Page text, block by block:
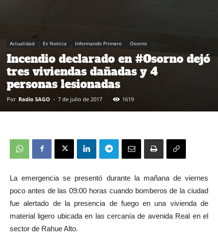
Actualidad Es Noticia Informando Primero Osorno
Incendio declarado en #Osorno dejó
tres viviendas dañadas y 4
personas lesionadas
Por Radio SAGO - 7 de julio de 2017 1619
La emergencia se presentó durante la mañana de viernes
poco antes de las 09:00 horas cuando bomberos de la ciudad
fue alertado de la presencia de fuego en una vivienda de
material ligero ubicada en las cercanía de avenida Real en el
sector de Rahue Alto.